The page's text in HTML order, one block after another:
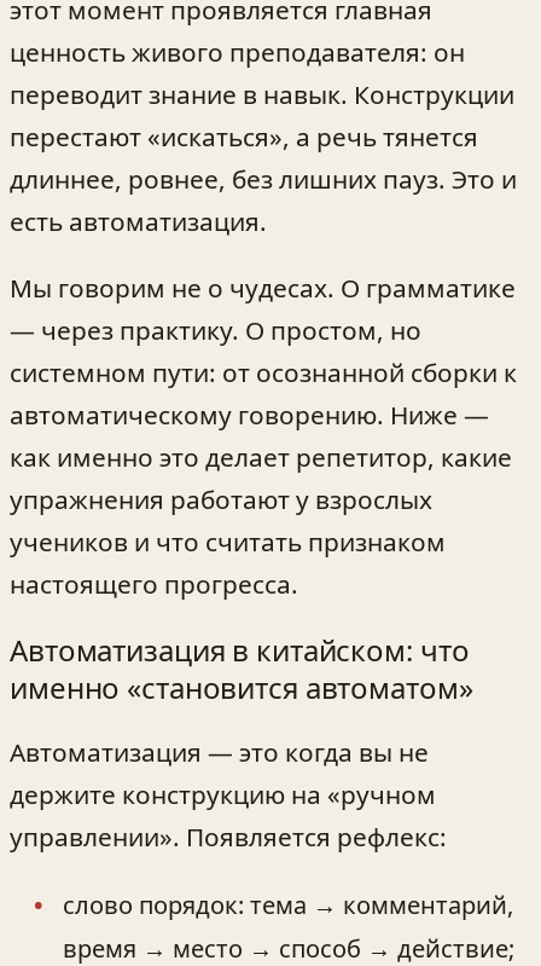
этот момент проявляется главная
ценность живого преподавателя: он
переводит знание в навык. Конструкции
перестают «искаться», а речь тянется
длиннее, ровнее, без лишних пауз. Это и
есть автоматизация.
Мы говорим не о чудесах. О грамматике
— через практику. О простом, но
системном пути: от осознанной сборки к
автоматическому говорению. Ниже —
как именно это делает репетитор, какие
упражнения работают у взрослых
учеников и что считать признаком
настоящего прогресса.
Автоматизация в китайском: что
именно «становится автоматом»
Автоматизация — это когда вы не
держите конструкцию на «ручном
управлении». Появляется рефлекс:
слово порядок: тема → комментарий,
время → место → способ → действие;